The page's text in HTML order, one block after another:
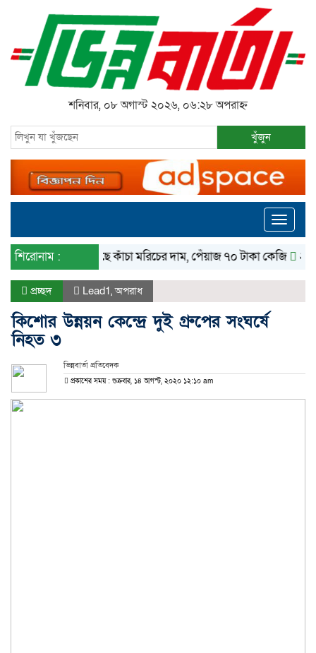
শনিবার, ০৮ অগাস্ট ২০২৬, ০৬:২৮ অপরাহ্ন
খুঁজুন
Toggle
শিরোনাম :কমেছে কাঁচা মরিচের দাম, পেঁয়াজ ৭০ টাকা কেজি ২৪
প্রচ্ছদ Lead1,অপরাধ
কিশোর উন্নয়ন কেন্দ্রে দুই গ্রুপের সংঘর্ষে
নিহত ৩
ভিন্নবার্তা প্রতিবেদক
প্রকাশের সময় : শুক্রবার, ১৪ আগস্ট, ২০২০ ১২:১০ am